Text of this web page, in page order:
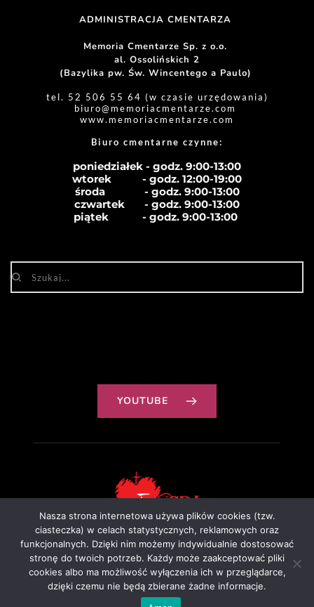
ADMINISTRACJA CMENTARZA
Memoria Cmentarze Sp. z o.o.
al. Ossolińskich 2
(Bazylika pw. Św. Wincentego a Paulo)
tel. 52 506 55 64 (w czasie urzędowania)
biuro@memoriacmentarze.com
www.memoriacmentarze.com
Biuro cmentarne czynne:
poniedziałek - godz. 9:00-13:00
wtorek           - godz. 12:00-19:00
środa              - godz. 9:00-13:00
czwartek       - godz. 9:00-13:00
piątek            - godz. 9:00-13:00
YOUTUBE
Projekt: Ewa Szałkowska
Nasza strona internetowa używa plików cookies (tzw.
ciasteczka) w celach statystycznych, reklamowych oraz
funkcjonalnych. Dzięki nim możemy indywidualnie dostosować
stronę do twoich potrzeb. Każdy może zaakceptować pliki
cookies albo ma możliwość wyłączenia ich w przeglądarce,
dzięki czemu nie będą zbierane żadne informacje.